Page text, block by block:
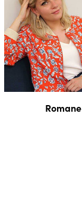
Romane